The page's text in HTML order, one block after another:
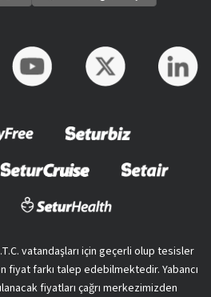
vatandaşları için geçerli olup tesisler
fiyat farkı talep edebilmektedir. Yabancı
fiyatları çağrı merkezimizden